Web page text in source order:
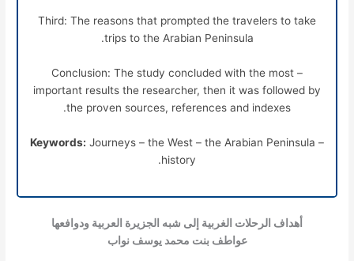
Third: The reasons that prompted the travelers to take
trips to the Arabian Peninsula.
– Conclusion: The study concluded with the most
important results the researcher, then it was followed by
the proven sources, references and indexes.
Keywords: Journeys – the West – the Arabian Peninsula –
history.
أهداف الرحلات الغربية إلى شبه الجزيرة العربية ودوافعها
عواطف بنت محمد يوسف نواب